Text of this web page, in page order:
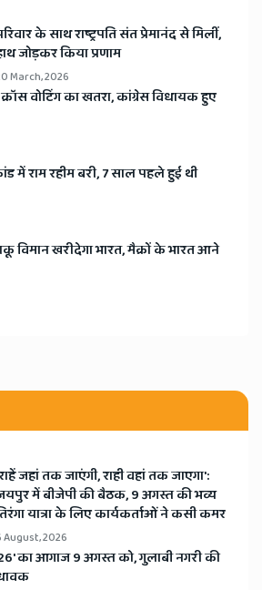
के साथ राष्ट्रपति संत प्रेमानंद से मिलीं,
जोड़कर किया प्रणाम
March, 2026
वोटिंग का खतरा, कांग्रेस विधायक हुए
में राम रहीम बरी, 7 साल पहले हुई थी
विमान खरीदेगा भारत, मैक्रों के भारत आने
जहां तक जाएंगी, राही वहां तक जाएगा':
में बीजेपी की बैठक, 9 अगस्त की भव्य
यात्रा के लिए कार्यकर्ताओं ने कसी कमर
August, 2026
का आगाज 9 अगस्त को, गुलाबी नगरी की